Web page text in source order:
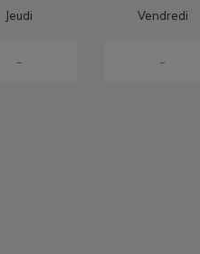
Jeudi
-
Vendredi
-